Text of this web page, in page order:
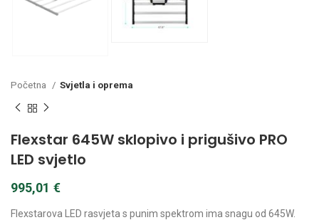
Početna Svjetla i oprema
Flexstar 645W sklopivo i prigušivo PRO
LED svjetlo
995,01 €
Flexstarova LED rasvjeta s punim spektrom ima snagu od 645W.